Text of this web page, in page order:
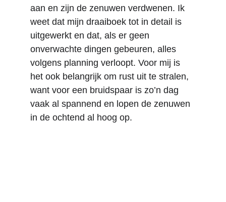
aan en zijn de zenuwen verdwenen. Ik
weet dat mijn draaiboek tot in detail is
uitgewerkt en dat, als er geen
onverwachte dingen gebeuren, alles
volgens planning verloopt. Voor mij is
het ook belangrijk om rust uit te stralen,
want voor een bruidspaar is zo’n dag
vaak al spannend en lopen de zenuwen
in de ochtend al hoog op.